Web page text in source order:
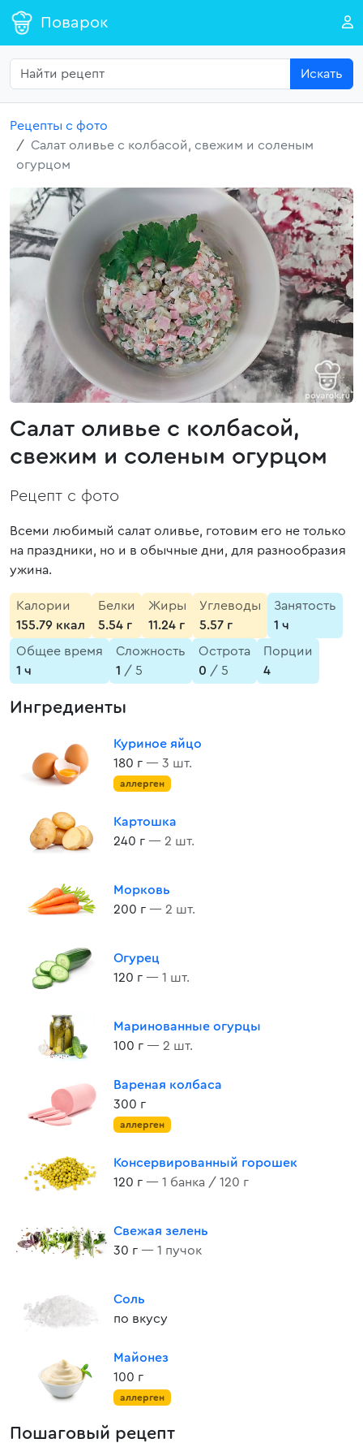
Поварок
Искать
Рецепты с фото
Салат оливье с колбасой, свежим и соленым
огурцом
Салат оливье с колбасой,
свежим и соленым огурцом
Рецепт с фото
Всеми любимый салат оливье, готовим его не только
на праздники, но и в обычные дни, для разнообразия
ужина.
Калории
155.79 ккал
Белки
5.54 г
Жиры
11.24 г
Углеводы
5.57 г
Занятость
1 ч
Общее время
1 ч
Сложность
1 / 5
Острота
0 / 5
Порции
4
Ингредиенты
Куриное яйцо
180 г — 3 шт.
аллерген
Картошка
240 г — 2 шт.
Морковь
200 г — 2 шт.
Огурец
120 г — 1 шт.
Маринованные огурцы
100 г — 2 шт.
Вареная колбаса
300 г
аллерген
Консервированный горошек
120 г — 1 банка / 120 г
Свежая зелень
30 г — 1 пучок
Соль
по вкусу
Майонез
100 г
аллерген
Пошаговый рецепт